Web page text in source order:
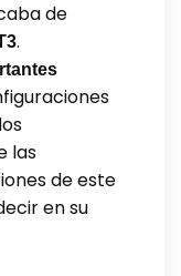
de
.
las
de este
en su